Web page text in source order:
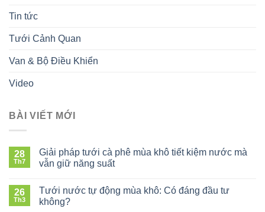
Tin tức
Tưới Cảnh Quan
Van & Bộ Điều Khiển
Video
BÀI VIẾT MỚI
28
Th7
Giải pháp tưới cà phê mùa khô tiết kiệm nước mà
vẫn giữ năng suất
Giải
pháp
tưới
26
Th3
Tưới nước tự động mùa khô: Có đáng đầu tư
không?